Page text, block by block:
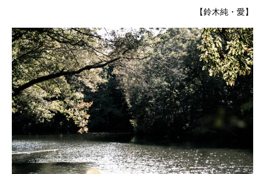
【鈴木純・愛】